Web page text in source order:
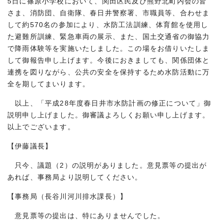
さま、消防団、自衛隊、春日井警察署、市職員等、合わせま
して約570名の参加により、水防工法訓練、体育館を使用し
た避難所訓練、緊急車両の展示、また、国土交通省の御協力
で降雨体験等を実施いたしました。この場をお借りいたしま
して御報告申し上げます。今後におきましても、関係団体と
連携を図りながら、公共の安全を保持するため水防活動に万
全を期してまいります。
以上、「平成28年度春日井市水防計画の修正について」御
説明申し上げました。御審議よろしくお願い申し上げます。
以上でございます。
【伊藤議長】
只今、議題（2）の説明がありました。意見票等の提出が
あれば、事務局より説明してください。
【事務局（長谷川河川排水課長）】
意見票等の提出は、特にありませんでした。